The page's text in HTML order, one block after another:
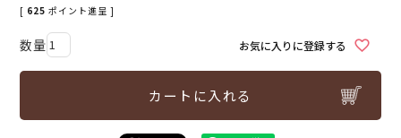
[ 625 ポイント進呈 ]
お気に入りに登録する
カートに入れる